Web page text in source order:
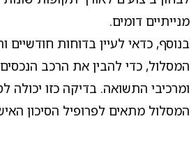
מנייתיים דומים.
בנוסף, כדאי לעיין בדוחות חודשיים
המסלול, כדי להבין את הרכב
ומרכיבי התשואה. בדיקה כזו יכולה
המסלול מתאים לפרופיל הסיכון